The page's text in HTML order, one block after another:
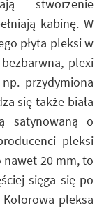
stworzenie
kabinę. W
płyta pleksi w
plexi
przydymiona
się także biała
satynowaną o
pleksi
nawet 20 mm, to
sięga się po
pleksa